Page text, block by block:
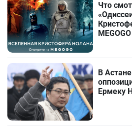
Что
MEGOGO
В
Ермеку